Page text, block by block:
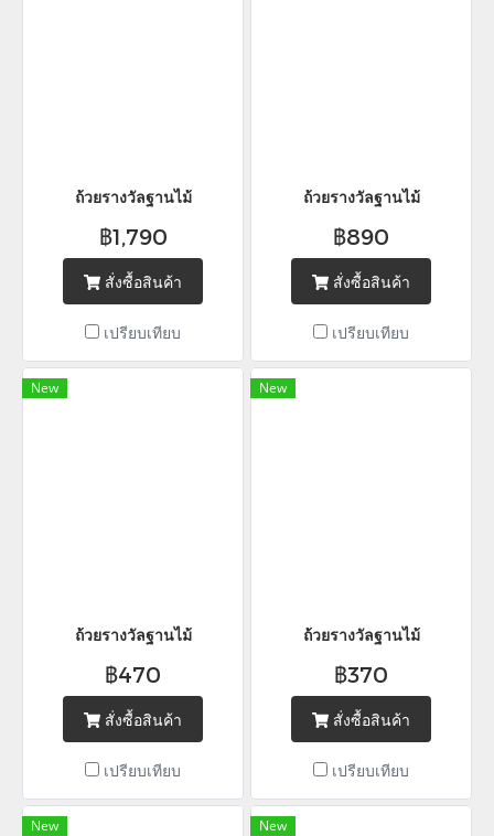
ถ้วยรางวัลฐานไม้
฿1,790
สั่งซื้อสินค้า
เปรียบเทียบ
ถ้วยรางวัลฐานไม้
฿890
สั่งซื้อสินค้า
เปรียบเทียบ
New
ถ้วยรางวัลฐานไม้
฿470
สั่งซื้อสินค้า
เปรียบเทียบ
New
ถ้วยรางวัลฐานไม้
฿370
สั่งซื้อสินค้า
เปรียบเทียบ
New New